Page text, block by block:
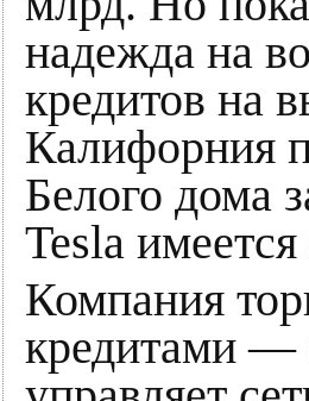
надежда на
кредитов на
Калифорния
Белого дома
Tesla
Компания
кредитами —